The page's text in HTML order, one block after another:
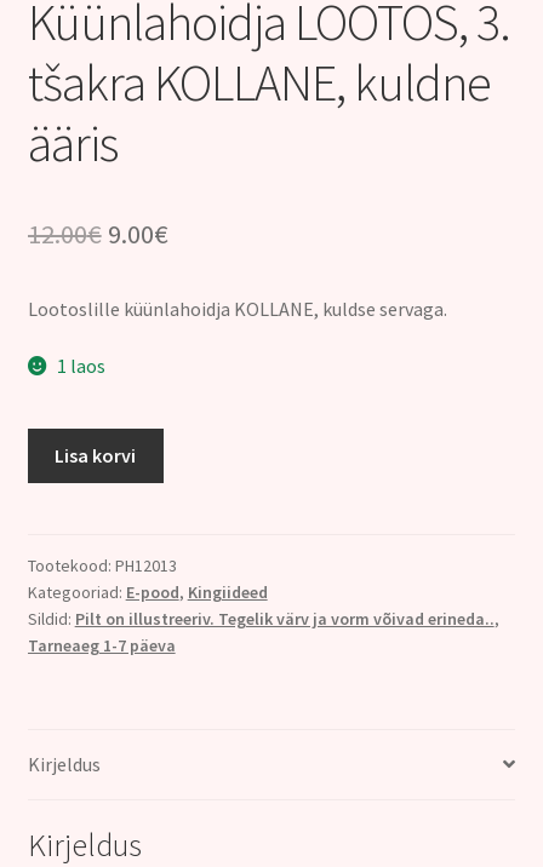
Küünlahoidja LOOTOS, 3.
tšakra KOLLANE, kuldne
ääris
12.00€ Algne
oli:
9.00€Praegune
on:
Lootoslille küünlahoidja KOLLANE, kuldse servaga.
1 laos
KOLLANE,
kuldne
ääris
kogus
Lisa korvi
Tootekood: PH12013
Kategooriad: E-pood, Kingiideed
Sildid: Pilt on illustreeriv. Tegelik värv ja vorm võivad erineda..,
Tarneaeg 1-7 päeva
Kirjeldus
Kirjeldus